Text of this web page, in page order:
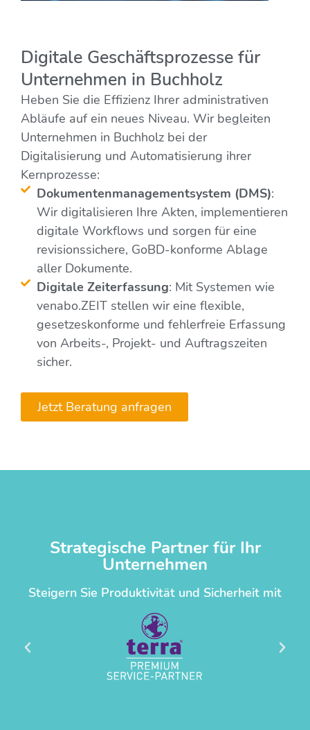
Digitale Geschäftsprozesse für
Unternehmen in Buchholz
Heben Sie die Effizienz Ihrer administrativen
Abläufe auf ein neues Niveau. Wir begleiten
Unternehmen in Buchholz bei der
Digitalisierung und Automatisierung ihrer
Kernprozesse:
Dokumentenmanagementsystem (DMS):
Wir digitalisieren Ihre Akten, implementieren
digitale Workflows und sorgen für eine
revisionssichere, GoBD-konforme Ablage
aller Dokumente.
Digitale Zeiterfassung: Mit Systemen wie
venabo.ZEIT stellen wir eine flexible,
gesetzeskonforme und fehlerfreie Erfassung
von Arbeits-, Projekt- und Auftragszeiten
sicher.
Jetzt Beratung anfragen
Strategische Partner für Ihr
Unternehmen
Steigern Sie Produktivität und Sicherheit mit